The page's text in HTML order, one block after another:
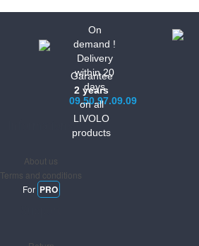
On
demand !
Delivery
within 20
days
09.50.97.09.09
Garantee
2 years
on all
LIVOLO
products
About us
Terms and conditions
For PRO